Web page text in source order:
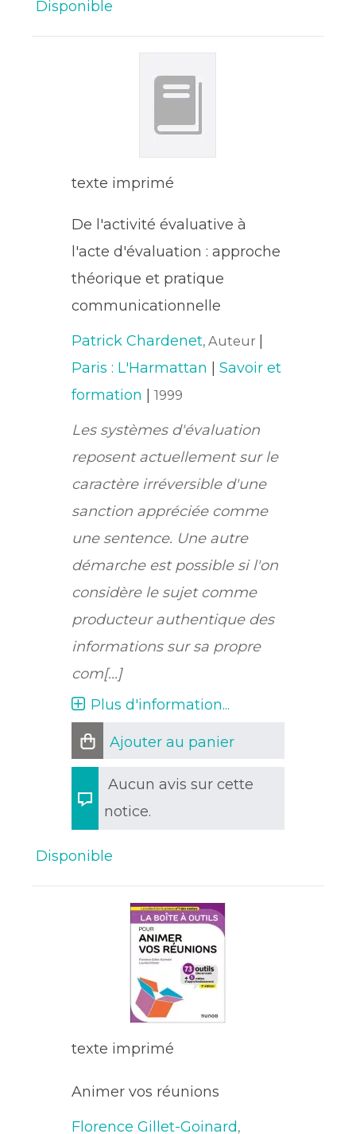
Disponible
texte imprimé
De l'activité évaluative à
l'acte d'évaluation : approche
théorique et pratique
communicationnelle
Patrick Chardenet, Auteur
Paris : L'Harmattan |Savoir et
formation |1999
Les systèmes d'évaluation
reposent actuellement sur le
caractère irréversible d'une
sanction appréciée comme
une sentence. Une autre
démarche est possible si l'on
considère le sujet comme
producteur authentique des
informations sur sa propre
com[...]
Plus d'information...
Ajouter au panier
Aucun avis sur cette
notice.
Disponible
texte imprimé
Animer vos réunions
Florence Gillet-Goinard ,